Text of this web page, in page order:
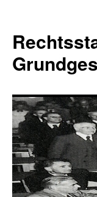
springen